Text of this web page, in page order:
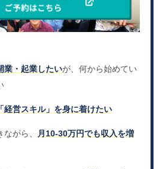
業・起業したいが、何から始めてい
「経営スキル」を身に着けたい
がら、
月10-30万円でも収入を増